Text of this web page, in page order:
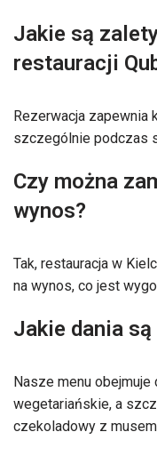
Jakie są
restauracji
Rezerwacja zapewnia
szczególnie podczas
Czy można
wynos?
Tak, restauracja w
na wynos, co jest
Jakie dania
Nasze menu obejmuje
wegetariańskie, a
czekoladowy z